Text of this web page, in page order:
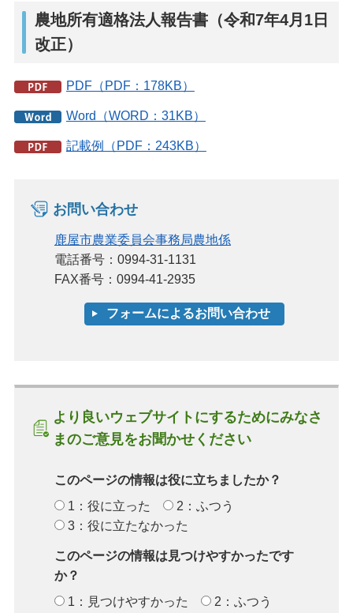
農地所有適格法人報告書（令和7年4月1日
改正）
PDF（PDF：178KB）
Word（WORD：31KB）
記載例（PDF：243KB）
お問い合わせ
鹿屋市農業委員会事務局農地係
電話番号：0994-31-1131
FAX番号：0994-41-2935
より良いウェブサイトにするためにみなさ
まのご意見をお聞かせください
このページの情報は役に立ちましたか？
1：役に立った
2：ふつう
3：役に立たなかった
このページの情報は見つけやすかったです
か？
1：見つけやすかった
2：ふつう